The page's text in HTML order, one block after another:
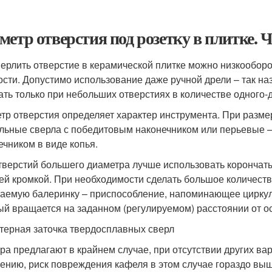
отверстия под розетку в плитке.
отверстие в керамической плитке можно
Допустимо использование даже ручной дрели – так
только при небольших отверстиях в количестве одного-
отверстия определяет характер инструмента. При
сверла с победитовым наконечником или
в виде копья.
большего диаметра лучше использовать
кромкой. При необходимости сделать большое
балеринку – приспособление, напоминающее
вращается на заданном (регулируемом) расстоянии от
заточка твердосплавных сверл
предлагают в крайнем случае, при отсутствии других
риск повреждения кафеля в этом случае гораздо